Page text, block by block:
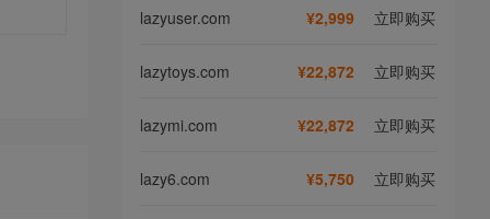
lazyuser.com ¥2,999 立即购买
lazytoys.com ¥22,872 立即购买
lazymi.com ¥22,872 立即购买
lazy6.com ¥5,750 立即购买